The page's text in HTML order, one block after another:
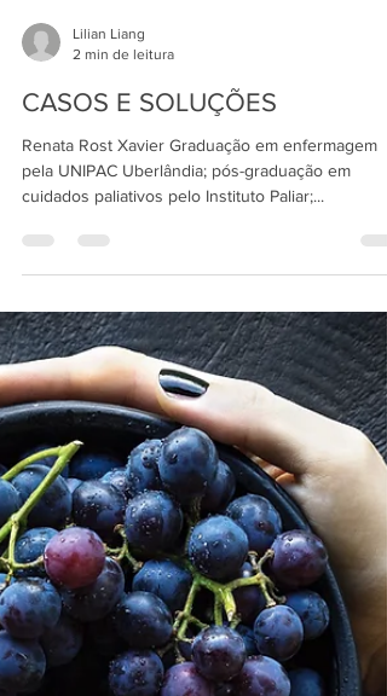
Lilian Liang
2 min de leitura
CASOS E SOLUÇÕES
pela UNIPAC Uberlândia; pós-graduação em
cuidados paliativos pelo Instituto Paliar;...